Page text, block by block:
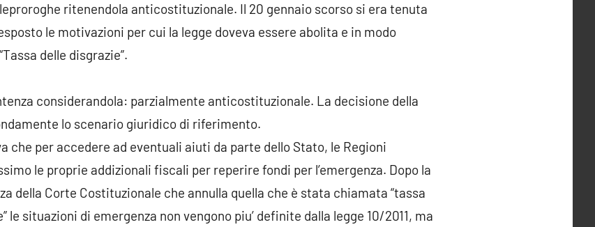
ritenendola anticostituzionale. Il 20 gennaio scorso si era tenuta
le motivazioni per cui la legge doveva essere abolita e in modo
delle disgrazie”.
considerandola: parzialmente anticostituzionale. La decisione della
lo scenario giuridico di riferimento.
che per accedere ad eventuali aiuti da parte dello Stato, le Regioni
le proprie addizionali fiscali per reperire fondi per l’emergenza. Dopo la
della Corte Costituzionale che annulla quella che è stata chiamata “tassa
le situazioni di emergenza non vengono piu’ definite dalla legge 10/2011, ma